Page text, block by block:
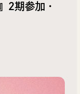
2期参加・